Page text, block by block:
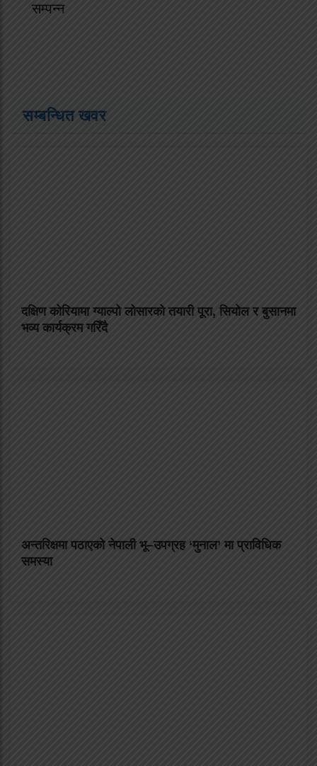
सम्पन्न
सम्बन्धित खवर
दक्षिण कोरियामा ग्याल्पो लोसारको तयारी पूरा, सियोल र बुसानमा
भव्य कार्यक्रम गरिँदै
अन्तरिक्षमा पठाएको नेपाली भू–उपग्रह ‘मुनाल’ मा प्राविधिक
समस्या